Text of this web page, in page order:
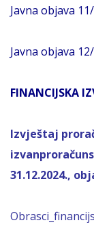
Javna objava
Javna objava
FINANCIJSKA
Izvještaj
31.12.2024.,